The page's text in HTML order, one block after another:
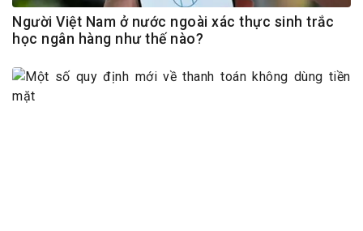
Người Việt Nam ở nước ngoài xác thực sinh trắc
học ngân hàng như thế nào?